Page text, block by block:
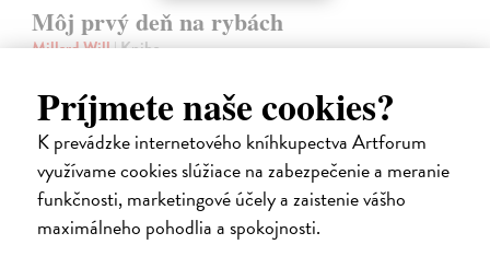
Príjmete naše cookies?
K prevádzke internetového kníhkupectva Artforum
využívame cookies slúžiace na zabezpečenie a meranie
funkčnosti, marketingové účely a zaistenie vášho
maximálneho pohodlia a spokojnosti.
Môj prvý deň na rybách
Millard Will| Kniha
dôležité informácie, ktoré budú potrebovať, kým sa vydajú na svoju
prvú rybačku. Autor knihy Will Millard, skúsený rybár, cestovateľ a
moderátor…
Na sklade
13,90 €
14,95 € ?